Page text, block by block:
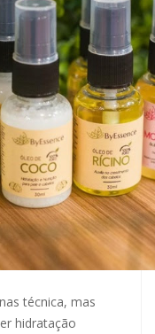
técnica, mas
hidratação